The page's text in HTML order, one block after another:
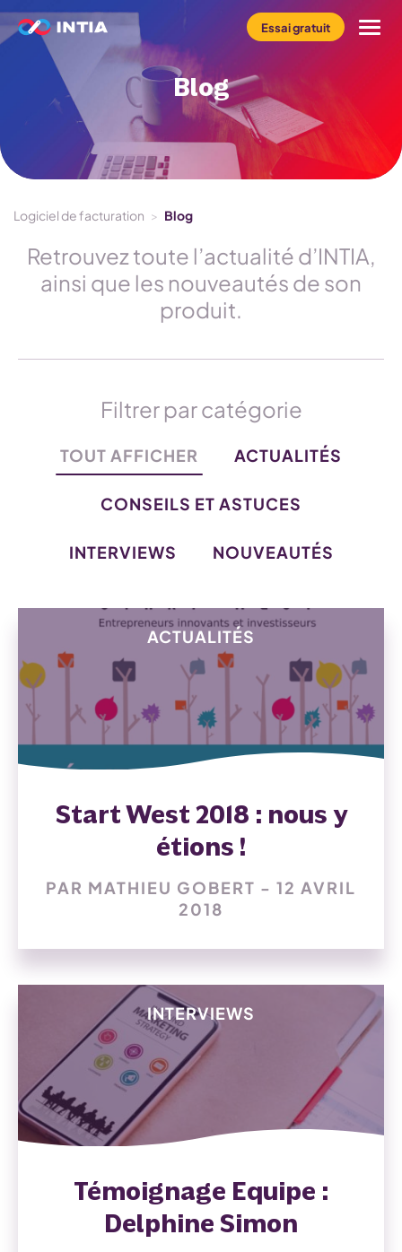
Essai gratuit
Le logiciel INFast
Ressources
Blog
Logiciel de facturation > Blog
Retrouvez toute l’actualité d’INTIA,
ainsi que les nouveautés de son
produit.
Filtrer par catégorie
TOUT AFFICHER ACTUALITÉS
CONSEILS ET ASTUCES
INTERVIEWS NOUVEAUTÉS
ACTUALITÉS
Start West 2018 : nous y
étions !
PAR MATHIEU GOBERT - 12 AVRIL
2018
INTERVIEWS
Témoignage Equipe :
Delphine Simon